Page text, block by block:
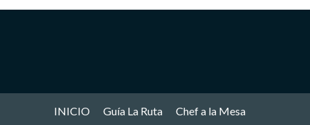
INICIO Guía La Ruta
Chef a la Mesa